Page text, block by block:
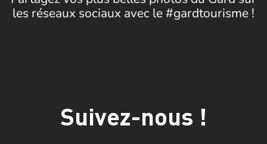
les réseaux sociaux avec le #gardtourisme !
Suivez-nous !